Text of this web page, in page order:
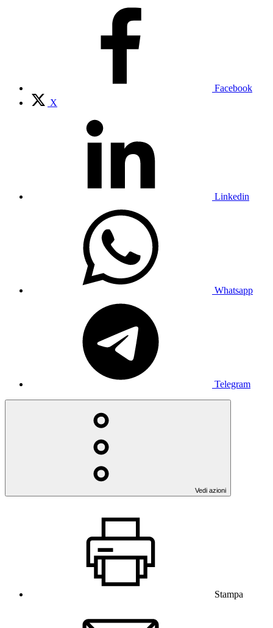
Facebook
X
Linkedin
Whatsapp
Telegram
Vedi azioni
Stampa